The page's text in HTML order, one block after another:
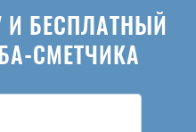
И БЕСПЛАТНЫЙ
СМЕТЧИКА